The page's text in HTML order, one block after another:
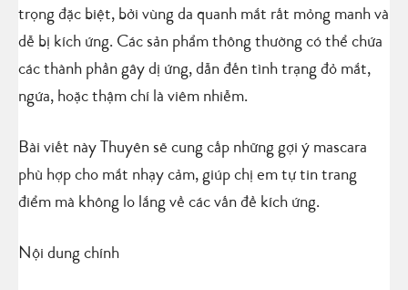
trọng đặc biệt, bởi vùng da quanh mắt rất mỏng manh và
dễ bị kích ứng. Các sản phẩm thông thường có thể chứa
các thành phần gây dị ứng, dẫn đến tình trạng đỏ mắt,
ngứa, hoặc thậm chí là viêm nhiễm.
Bài viết này Thuyên sẽ cung cấp những gợi ý mascara
phù hợp cho mắt nhạy cảm, giúp chị em tự tin trang
điểm mà không lo lắng về các vấn đề kích ứng.
Nội dung chính